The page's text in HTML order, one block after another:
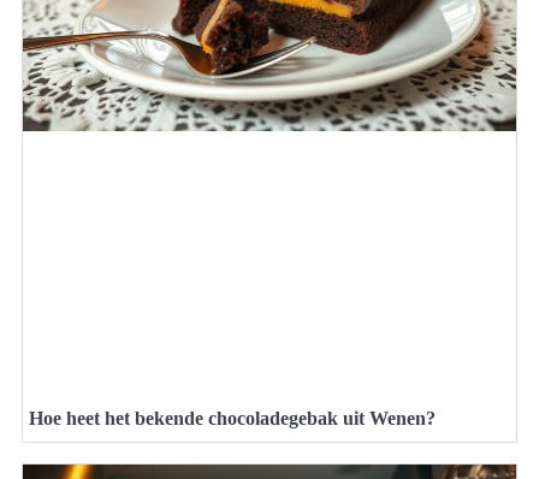
Hoe heet het bekende chocoladegebak uit Wenen?